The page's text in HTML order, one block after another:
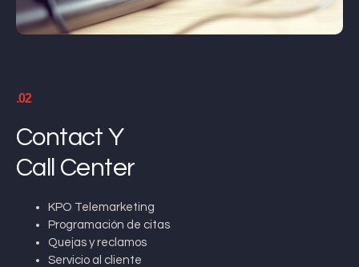
.02
Contact Y
Call Center
KPO Telemarketing
Programación de citas
Quejas y reclamos
Servicio al cliente